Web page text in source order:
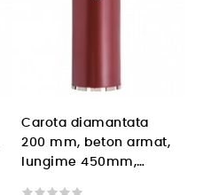
Carota diamantata
200 mm, beton armat,
lungime 450mm,